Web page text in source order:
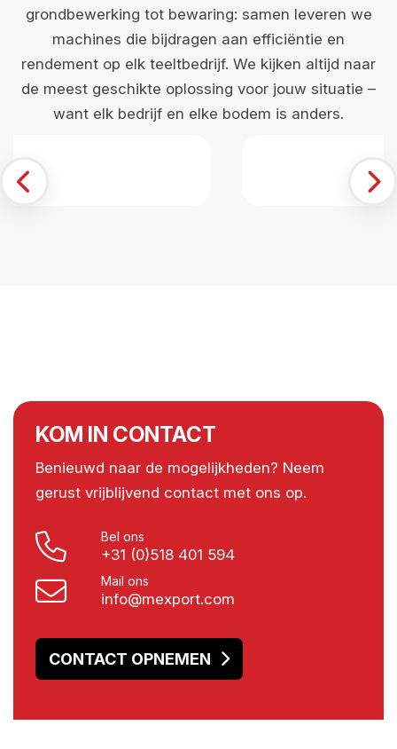
grondbewerking tot bewaring: samen leveren we
machines die bijdragen aan efficiëntie en
rendement op elk teeltbedrijf. We kijken altijd naar
de meest geschikte oplossing voor jouw situatie –
want elk bedrijf en elke bodem is anders.
KOM IN CONTACT
Benieuwd naar de mogelijkheden? Neem
gerust vrijblijvend contact met ons op.
Bel ons
+31 (0)518 401 594
Mail ons
info@mexport.com
CONTACT OPNEMEN